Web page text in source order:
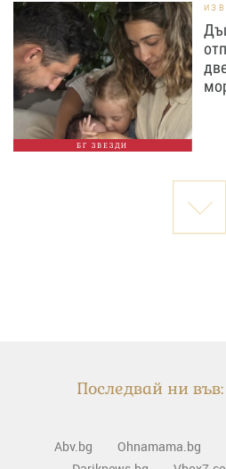
БГ ЗВЕЗДИ
Последвай ни във:
Abv.bg Ohnamama.bg